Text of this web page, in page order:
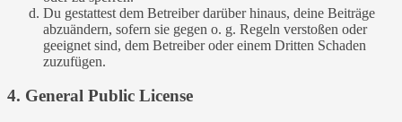
Du gestattest dem Betreiber darüber hinaus, deine Beiträge
abzuändern, sofern sie gegen o. g. Regeln verstoßen oder
geeignet sind, dem Betreiber oder einem Dritten Schaden
zuzufügen.
4. General Public License